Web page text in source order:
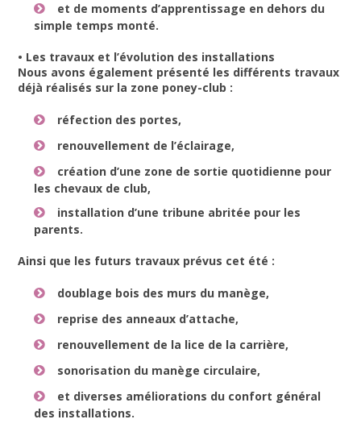
et de moments d’apprentissage en dehors du
simple temps monté.
• Les travaux et l’évolution des installations
Nous avons également présenté les différents travaux
déjà réalisés sur la zone poney-club :
réfection des portes,
renouvellement de l’éclairage,
création d’une zone de sortie quotidienne pour
les chevaux de club,
installation d’une tribune abritée pour les
parents.
Ainsi que les futurs travaux prévus cet été :
doublage bois des murs du manège,
reprise des anneaux d’attache,
renouvellement de la lice de la carrière,
sonorisation du manège circulaire,
et diverses améliorations du confort général
des installations.